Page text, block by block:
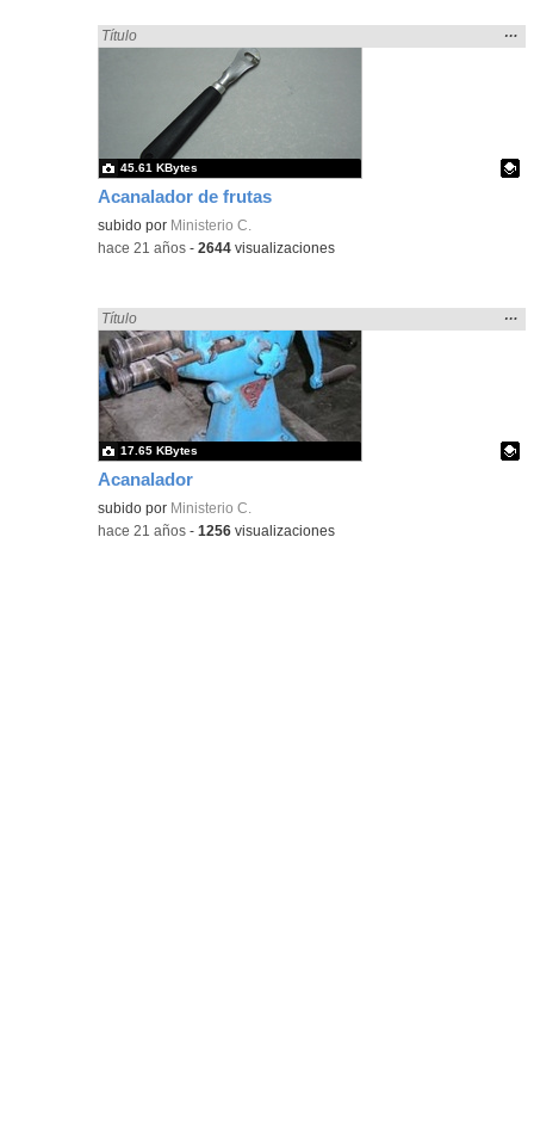
Acanalador de frutas
Encontrado «acanalado» en:
Título
la
…
Contenido educativo.
subido por Ministerio C.
45.61 KBytes
-hace 21 años -2644 visualizaciones
Acanalador
Encontrado «acanalado» en:
Título
la
…
Contenido educativo.
subido por Ministerio C.
17.65 KBytes
-hace 21 años -1256 visualizaciones